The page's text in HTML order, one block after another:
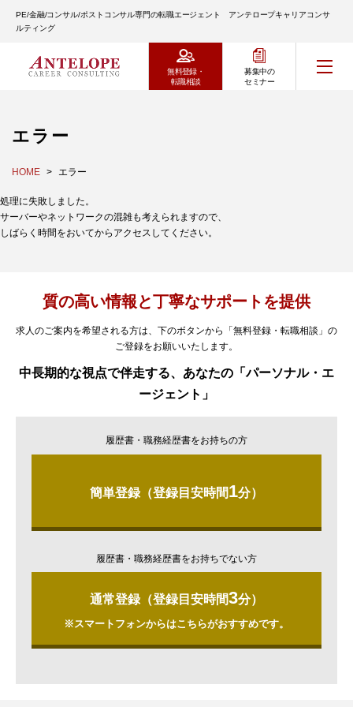
PE/金融/コンサル/ポストコンサル専門の転職エージェント アンテロープキャリアコンサ
ルティング
無料登録・
転職相談
募集中の
セミナー
エラー
HOME エラー
処理に失敗しました。
サーバーやネットワークの混雑も考えられますので、
しばらく時間をおいてからアクセスしてください。
質の高い情報と丁寧なサポートを提供
求人のご案内を希望される方は、下のボタンから「無料登録・転職相談」の
ご登録をお願いいたします。
中長期的な視点で伴走する、あなたの「パーソナル・エ
ージェント」
履歴書・職務経歴書をお持ちの方
簡単登録（登録目安時間1分）
履歴書・職務経歴書をお持ちでない方
通常登録（登録目安時間3分）
※スマートフォンからはこちらがおすすめです。